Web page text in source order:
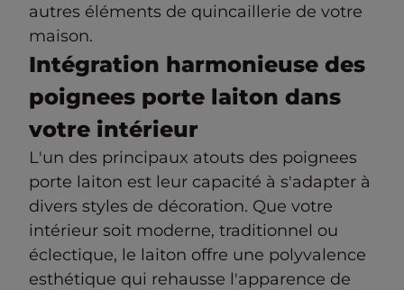
autres éléments de quincaillerie de votre
maison.
Intégration harmonieuse des
poignees porte laiton dans
votre intérieur
L'un des principaux atouts des poignees
porte laiton est leur capacité à s'adapter à
divers styles de décoration. Que votre
intérieur soit moderne, traditionnel ou
éclectique, le laiton offre une polyvalence
esthétique qui rehausse l'apparence de